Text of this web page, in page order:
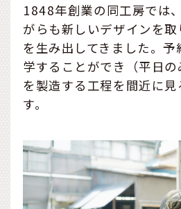
1848年創業の同工房では
がらも新しいデザインを
を生み出してきました。
学することができ（平日
を製造する工程を間近に見
す。